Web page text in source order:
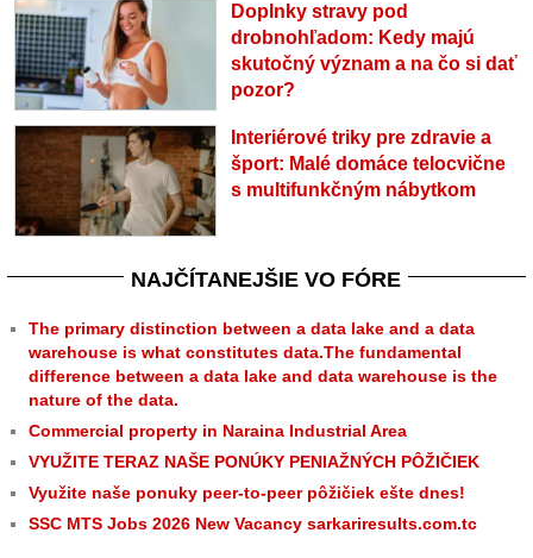
Doplnky stravy pod
drobnohľadom: Kedy majú
skutočný význam a na čo si dať
pozor?
Interiérové triky pre zdravie a
šport: Malé domáce telocvične
s multifunkčným nábytkom
NAJČÍTANEJŠIE VO FÓRE
The primary distinction between a data lake and a data
warehouse is what constitutes data.The fundamental
difference between a data lake and data warehouse is the
nature of the data.
Commercial property in Naraina Industrial Area
VYUŽITE TERAZ NAŠE PONÚKY PENIAŽNÝCH PÔŽIČIEK
Využite naše ponuky peer-to-peer pôžičiek ešte dnes!
SSC MTS Jobs 2026 New Vacancy sarkariresults.com.tc